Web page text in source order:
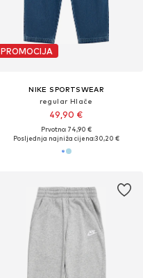
PROMOCIJA
NIKE SPORTSWEAR
regular Hlače
49,90 €
Prvotno: 74,90 €
Posljednja najniža cijena:30,20 €